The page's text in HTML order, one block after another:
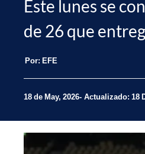
Este lunes se
de 26 que
Por: EFE
18 de May, 2026 Actualizado: 18